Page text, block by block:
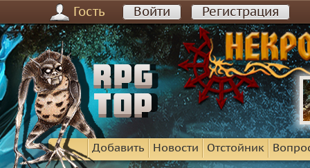
Гость Войти Регистрация
Добавить Новости Отстойник